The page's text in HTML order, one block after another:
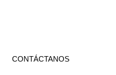
CONTÁCTANOS